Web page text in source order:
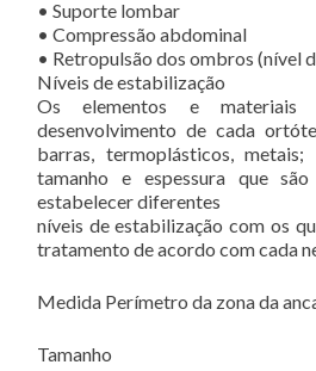
• Suporte lombar
• Compressão abdominal
• Retropulsão dos ombros (nível
Níveis de estabilização
Os elementos e materiais
desenvolvimento de cada
barras, termoplásticos,
tamanho e espessura que
estabelecer diferentes
níveis de estabilização com os
tratamento de acordo com cada
Medida Perímetro da zona da
Tamanho